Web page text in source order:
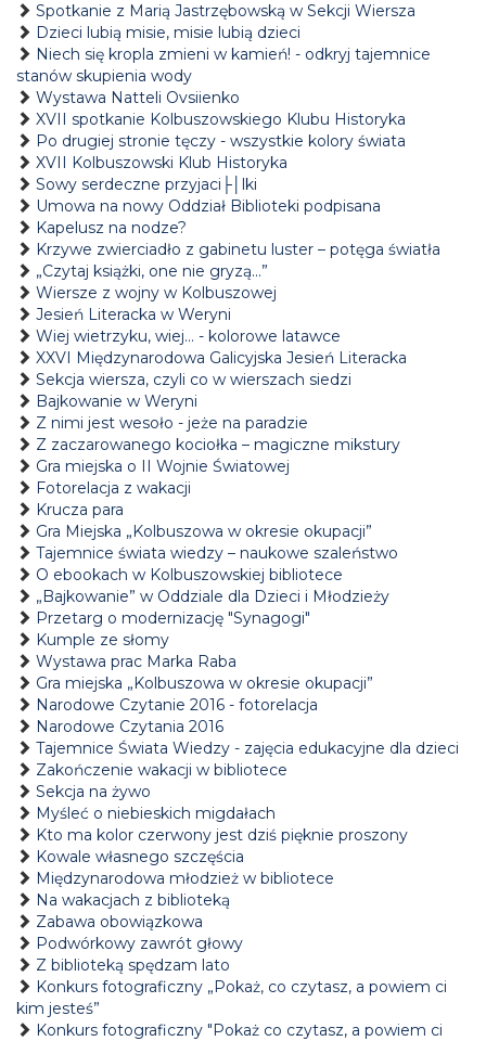
Spotkanie z Marią Jastrzębowską w Sekcji Wiersza
Dzieci lubią misie, misie lubią dzieci
Niech się kropla zmieni w kamień! - odkryj tajemnice
stanów skupienia wody
Wystawa Natteli Ovsiienko
XVII spotkanie Kolbuszowskiego Klubu Historyka
Po drugiej stronie tęczy - wszystkie kolory świata
XVII Kolbuszowski Klub Historyka
Sowy serdeczne przyjaci├│lki
Umowa na nowy Oddział Biblioteki podpisana
Kapelusz na nodze?
Krzywe zwierciadło z gabinetu luster – potęga światła
„Czytaj książki, one nie gryzą...”
Wiersze z wojny w Kolbuszowej
Jesień Literacka w Weryni
Wiej wietrzyku, wiej… - kolorowe latawce
XXVI Międzynarodowa Galicyjska Jesień Literacka
Sekcja wiersza, czyli co w wierszach siedzi
Bajkowanie w Weryni
Z nimi jest wesoło - jeże na paradzie
Z zaczarowanego kociołka – magiczne mikstury
Gra miejska o II Wojnie Światowej
Fotorelacja z wakacji
Krucza para
Gra Miejska „Kolbuszowa w okresie okupacji”
Tajemnice świata wiedzy – naukowe szaleństwo
O ebookach w Kolbuszowskiej bibliotece
„Bajkowanie” w Oddziale dla Dzieci i Młodzieży
Przetarg o modernizację "Synagogi"
Kumple ze słomy
Wystawa prac Marka Raba
Gra miejska „Kolbuszowa w okresie okupacji”
Narodowe Czytanie 2016 - fotorelacja
Narodowe Czytania 2016
Tajemnice Świata Wiedzy - zajęcia edukacyjne dla dzieci
Zakończenie wakacji w bibliotece
Sekcja na żywo
Myśleć o niebieskich migdałach
Kto ma kolor czerwony jest dziś pięknie proszony
Kowale własnego szczęścia
Międzynarodowa młodzież w bibliotece
Na wakacjach z biblioteką
Zabawa obowiązkowa
Podwórkowy zawrót głowy
Z biblioteką spędzam lato
Konkurs fotograficzny „Pokaż, co czytasz, a powiem ci
kim jesteś”
Konkurs fotograficzny "Pokaż co czytasz, a powiem ci